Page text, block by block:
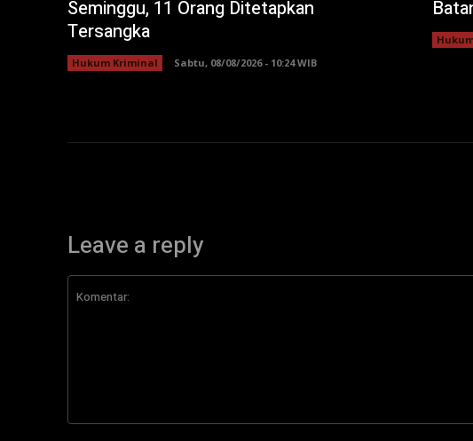
Seminggu, 11 Orang Ditetapkan
Tersangka
Hukum Kriminal Sabtu, 08/08/2026 - 10:24 WIB
Leave a reply